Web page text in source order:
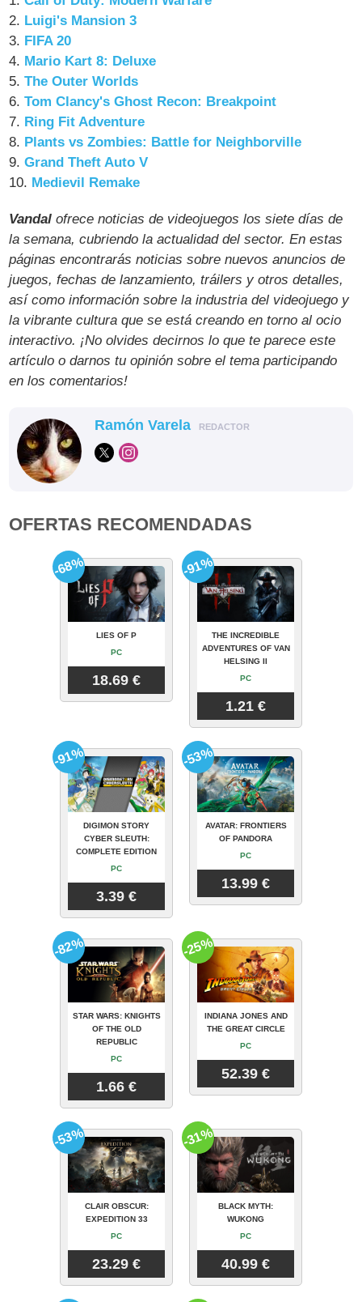
2. Luigi's Mansion 3
3. FIFA 20
4. Mario Kart 8: Deluxe
5.The Outer Worlds
6.Tom Clancy's Ghost Recon: Breakpoint
7. Ring Fit Adventure
8. Plants vs Zombies: Battle for Neighborville
9.Grand Theft Auto V
10. Medievil Remake
Vandal ofrece noticias de videojuegos los siete días de
la semana, cubriendo la actualidad del sector. En estas
páginas encontrarás noticias sobre nuevos anuncios de
juegos, fechas de lanzamiento, tráilers y otros detalles,
así como información sobre la industria del videojuego y
la vibrante cultura que se está creando en torno al ocio
interactivo. ¡No olvides decirnos lo que te parece este
artículo o darnos tu opinión sobre el tema participando
en los comentarios!
Ramón Varela REDACTOR
OFERTAS RECOMENDADAS
LIES OF P
PC
18.69 €
-68%
THE INCREDIBLE
ADVENTURES OF VAN
HELSING II
PC
1.21 €
-91%
DIGIMON STORY
CYBER SLEUTH:
COMPLETE EDITION
PC
3.39 €
-91%
AVATAR: FRONTIERS
OF PANDORA
PC
13.99 €
-53%
STAR WARS: KNIGHTS
OF THE OLD
REPUBLIC
PC
1.66 €
-82%
INDIANA JONES AND
THE GREAT CIRCLE
PC
52.39 €
-25%
CLAIR OBSCUR:
EXPEDITION 33
PC
23.29 €
-53%
BLACK MYTH:
WUKONG
PC
40.99 €
-31%